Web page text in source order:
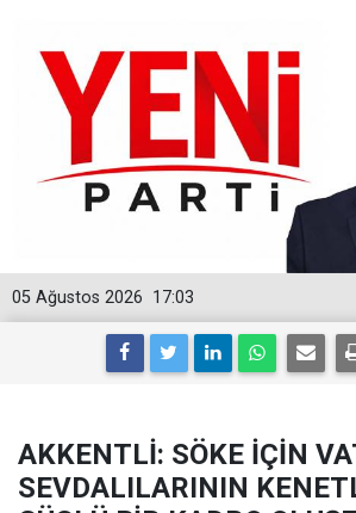
17:03
05 Ağustos 2026
AKKENTLİ: SÖKE İÇİN
SEVDALILARININ